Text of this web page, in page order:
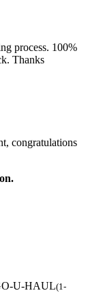
process. 100%
Thanks
congratulations
U-HAUL(1-